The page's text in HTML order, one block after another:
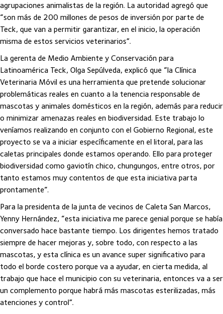
agrupaciones animalistas de la región. La autoridad agregó que
“son más de 200 millones de pesos de inversión por parte de
Teck, que van a permitir garantizar, en el inicio, la operación
misma de estos servicios veterinarios”.
La gerenta de Medio Ambiente y Conservación para
Latinoamérica Teck, Olga Sepúlveda, explicó que “la Clínica
Veterinaria Móvil es una herramienta que pretende solucionar
problemáticas reales en cuanto a la tenencia responsable de
mascotas y animales domésticos en la región, además para reducir
o minimizar amenazas reales en biodiversidad. Este trabajo lo
veníamos realizando en conjunto con el Gobierno Regional, este
proyecto se va a iniciar específicamente en el litoral, para las
caletas principales donde estamos operando. Ello para proteger
biodiversidad como gaviotín chico, chungungos, entre otros, por
tanto estamos muy contentos de que esta iniciativa parta
prontamente”.
Para la presidenta de la junta de vecinos de Caleta San Marcos,
Yenny Hernández, “esta iniciativa me parece genial porque se había
conversado hace bastante tiempo. Los dirigentes hemos tratado
siempre de hacer mejoras y, sobre todo, con respecto a las
mascotas, y esta clínica es un avance super significativo para
todo el borde costero porque va a ayudar, en cierta medida, al
trabajo que hace el municipio con su veterinaria, entonces va a ser
un complemento porque habrá más mascotas esterilizadas, más
atenciones y control”.